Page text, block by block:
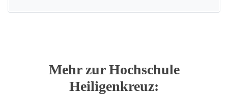
Mehr zur Hochschule
Heiligenkreuz: